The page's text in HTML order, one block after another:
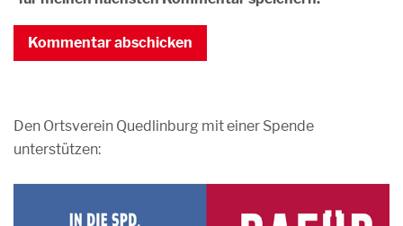
Den Ortsverein Quedlinburg mit einer Spende
unterstützen: